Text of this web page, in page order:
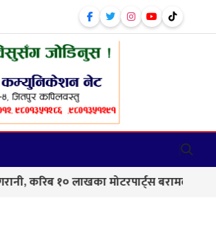
लाखका मोटरपार्ट्स बरामद